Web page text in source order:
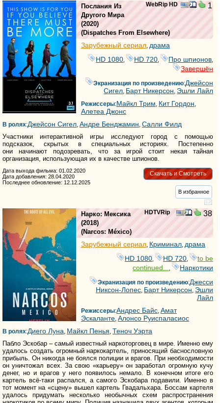
WebRip HD 1
Послания Из
Другого Мира
(2020)
(Dispatches From Elsewhere)
Зарубежный сериал, драма
HD 1080
HD 720 Про шпионов
Завершён
Экранизация по произведению:Джейсон
Сигел, Барт Никерсон, Эшли Лайл
Режиссеры:Майкл Трим, Кит Гордон,
Алетеа Джонс
В ролях:Джейсон Сигел, Андре Бенджамин, Салли Филд
Участники интерактивной игры исследуют город с помощью
подсказок, скрытых в специальных историях. Постепенно
они начинают подозревать, что за игрой стоит некая тайная
организация, использующая их в качестве шпионов.
Скачать и Смотреть
Дата выхода фильма: 01.02.2020
Дата добавления: 28.04.2020
Последнее обновление: 12.12.2025
В избранное
HDTVRip 38
Нарко: Мексика
(2018)
(Narcos: México)
Зарубежный сериал Криминал драма
HD 1080
HD 720
to be
continued...
Наркотики
Экранизация по произведению:Джесси
Никсон-Лопес Барт Никерсон Эшли
Лайл
Режиссеры:Андрес Байс Амат
Эскаланте Алонсо Руиспаласиос
В ролях:Диего Луна Майкл Пенья Теноч Уэрта
Пабло Эскобар – самый известный наркоторговец в мире. Именно ему
удалось создать огромный наркокартель, приносящий баснословную
прибыль. Он никогда не боялся полиции и врагов. При необходимости
он уничтожал всех. За свою «карьеру» он заработал огромную кучу
денег, но и врагов у него появилось немало. В конечном итоге его
картель всё-таки распался, а самого Эскобара подавили. Именно в
тот момент на «сцену» вышел картель Гвадальхара. Боссам картеля
удалось придумать несколько необычных схем распространения